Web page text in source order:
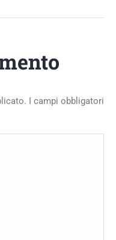
I campi obbligatori